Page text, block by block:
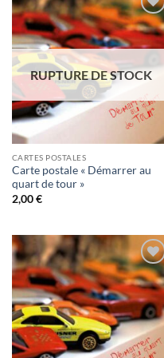
Ajouter
à la
wishlist
RUPTURE DE STOCK
CARTES POSTALES
Carte postale « Démarrer au
quart de tour »
2,00€
Ajouter
à la
wishlist